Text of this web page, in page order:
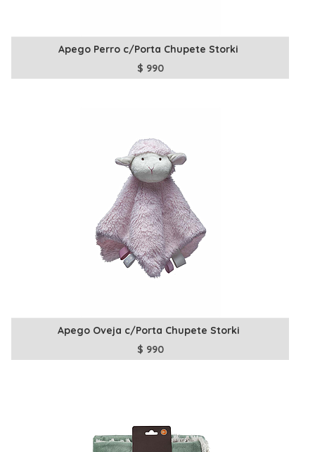
Apego Perro c/Porta Chupete Storki
$ 990
Apego Oveja c/Porta Chupete Storki
$ 990